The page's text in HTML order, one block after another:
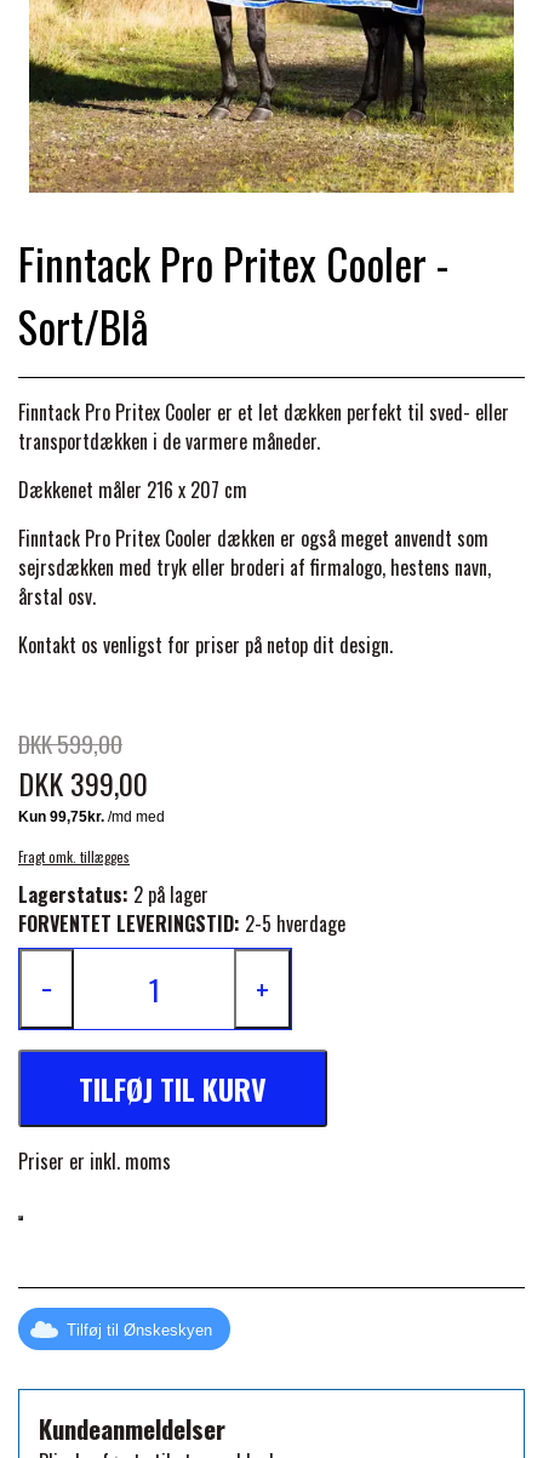
DÆKKENER & TILBEHØR
BANDAGER & BENBESKYTTELSE
TILSKUD & VITAMINER
LONGERING
PONY & SHETTY
TRANSPORT UDSTYR
JAKKER & VESTE
SKO & STØVLER
SIKKERHEDSVESTE
HANDSKER
STRØMPER
HUER & HALSTØRKLÆDER
STRIGLEKASSER & STALDSKABE
SÅRPLEJE & STALDAPOTEK
SHAMPOO & SHINER
LÆDER & UDSTYRSPLEJE
KLIPPEMASKINER & STØVSUGERE
INSEKTBESKYTTELSE
HESTEBOLCHER & TREATS
SKO & SMEDEVÆRKTØJ
TRAV & GALOP
SEJRSDÆKKENER
TRAVUDSTYR MED NAVN
GRIMER & TRÆKTOV
HOVEDLAG & TILBEHØR
GAMSCHER & BANDAGER
TRAVDÆKKEN & TILBEHØR
SKO & VÆRKTØJ
PONYTRAV
MONTÉ
GALOP
KRAFFT FODER
PREMIER EQUINE
PREMIER EQUINE REGN - &
PREMIER EQUINE VINTERDÆKKEN
PREMIER EQUINE STALDDÆKKEN
PREMIER EQUINE LINERS & DÆKKEN
PREMIER EQUINE INSEKTBESKYTTELSE
PREMIER EQUINE MAGNET & INFRARØD
PREMIER EQUINE GRIMER & TRÆKTOV
PREMIER EQUINE TRENSE & TILBEHØR
PREMIER EQUINE SADLER
PREMIER EQUINE SADELUNDERLAG
PREMIER EQUINE PADS
BRANDS
BACK ON TRACK
CARR & DAY & MARTIN
FENWICK LIQUID TITANIUM®
FINNTACK
FORAN EQUINE
HAPPY MOUTH
Finntack Pro Pritex Cooler -
Sort/Blå
Finntack Pro Pritex Cooler er et let dækken perfekt til sved- eller
transportdækken i de varmere måneder.
Dækkenet måler 216 x 207 cm
Finntack Pro Pritex Cooler dækken er også meget anvendt som
sejrsdækken med tryk eller broderi af firmalogo, hestens navn,
årstal osv.
Kontakt os venligst for priser på netop dit design.
DKK 599,00
DKK 399,00
Fragt omk. tillægges
Lagerstatus: 2 på lager
FORVENTET LEVERINGSTID: 2-5 hverdage
− +
TILFØJ TIL KURV
Priser er inkl. moms
Tilføj til Ønskeskyen
Kundeanmeldelser